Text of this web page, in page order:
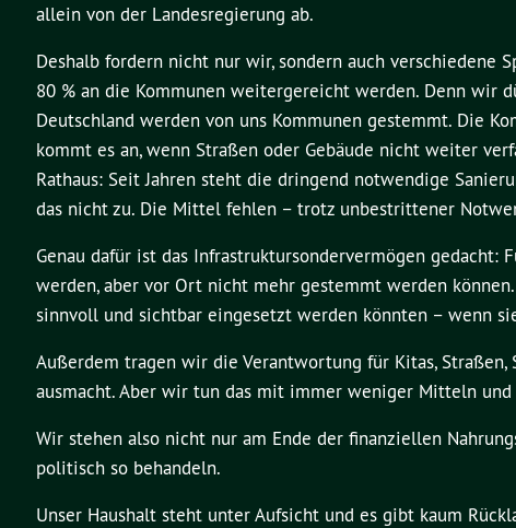
allein von der Landesregierung ab.
Deshalb fordern nicht nur wir, sondern auch verschiedene
80 % an die Kommunen weitergereicht werden. Denn
Deutschland werden von uns Kommunen gestemmt. Die
kommt es an, wenn Straßen oder Gebäude nicht weiter
Rathaus: Seit Jahren steht die dringend notwendige
das nicht zu. Die Mittel fehlen – trotz unbestrittener
Genau dafür ist das Infrastruktursondervermögen
werden, aber vor Ort nicht mehr gestemmt werden
sinnvoll und sichtbar eingesetzt werden könnten – wenn
Außerdem tragen wir die Verantwortung für Kitas,
ausmacht. Aber wir tun das mit immer weniger Mitteln
Wir stehen also nicht nur am Ende der finanziellen
politisch so behandeln.
Unser Haushalt steht unter Aufsicht und es gibt kaum